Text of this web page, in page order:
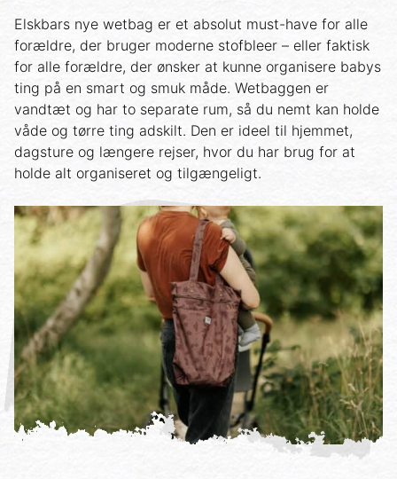
Elskbars nye wetbag er et absolut must-have for alle
forældre, der bruger moderne stofbleer – eller faktisk
for alle forældre, der ønsker at kunne organisere babys
ting på en smart og smuk måde. Wetbaggen er
vandtæt og har to separate rum, så du nemt kan holde
våde og tørre ting adskilt. Den er ideel til hjemmet,
dagsture og længere rejser, hvor du har brug for at
holde alt organiseret og tilgængeligt.